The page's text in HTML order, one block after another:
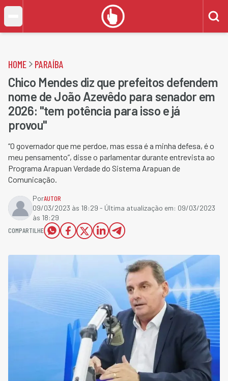
HOME PARAÍBA
Chico Mendes diz que prefeitos defendem
nome de João Azevêdo para senador em
2026: "tem potência para isso e já
provou"
“O governador que me perdoe, mas essa é a minha defesa, é o
meu pensamento”, disse o parlamentar durante entrevista ao
Programa Arapuan Verdade do Sistema Arapuan de
Comunicação.
PorAUTOR
09/03/2023 às 18:29 - Última atualização em: 09/03/2023
às 18:29
COMPARTILHE